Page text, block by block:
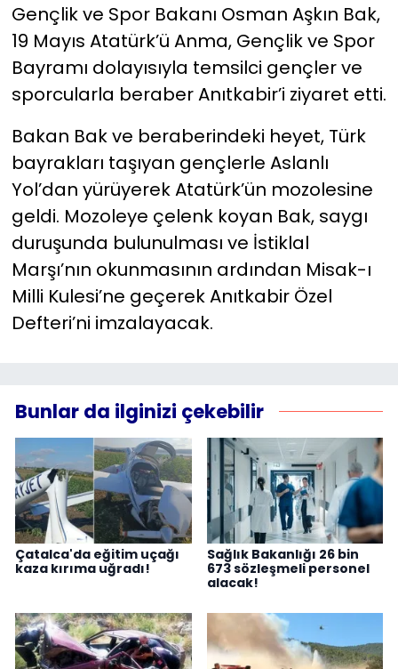
Gençlik ve Spor Bakanı Osman Aşkın Bak,
19 Mayıs Atatürk’ü Anma, Gençlik ve Spor
Bayramı dolayısıyla temsilci gençler ve
sporcularla beraber Anıtkabir’i ziyaret etti.
Bakan Bak ve beraberindeki heyet, Türk
bayrakları taşıyan gençlerle Aslanlı
Yol’dan yürüyerek Atatürk’ün mozolesine
geldi. Mozoleye çelenk koyan Bak, saygı
duruşunda bulunulması ve İstiklal
Marşı’nın okunmasının ardından Misak-ı
Milli Kulesi’ne geçerek Anıtkabir Özel
Defteri’ni imzalayacak.
Bunlar da ilginizi çekebilir
Çatalca'da eğitim uçağı
kaza kırıma uğradı!
Sağlık Bakanlığı 26 bin
673 sözleşmeli personel
alacak!